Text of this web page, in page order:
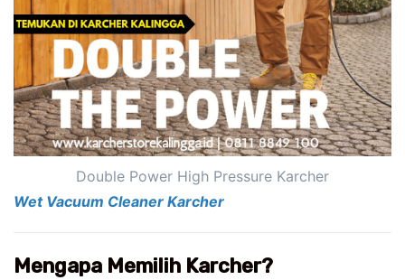
Double Power High Pressure Karcher
Wet Vacuum Cleaner Karcher
Mengapa Memilih Karcher?